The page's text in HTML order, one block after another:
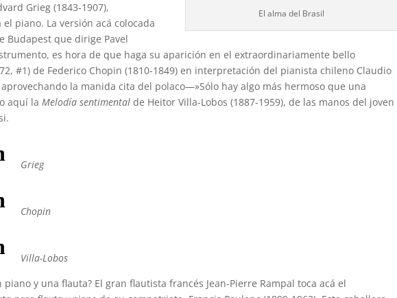
El alma del Brasil
Grieg (1843-1907),
piano. La versión acá colocada
Budapest que dirige Pavel
es hora de que haga su aparición en el extraordinariamente bello
#1) de Federico Chopin (1810-1849) en interpretación del pianista chileno Claudio
la manida cita del polaco—»Sólo hay algo más hermoso que una
aquí laMelodía sentimental de Heitor Villa-Lobos (1887-1959), de las manos del joven
Grieg
Chopin
Villa-Lobos
y una flauta? El gran flautista francés Jean-Pierre Rampal toca acá el